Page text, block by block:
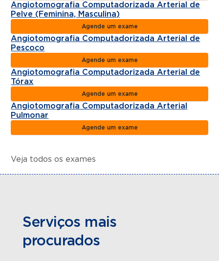
Angiotomografia Computadorizada Arterial de
Pelve (Feminina, Masculina)
Agende um exame
Angiotomografia Computadorizada Arterial de
Pescoço
Agende um exame
Angiotomografia Computadorizada Arterial de
Tórax
Agende um exame
Angiotomografia Computadorizada Arterial
Pulmonar
Agende um exame
Veja todos os exames
Serviços mais
procurados